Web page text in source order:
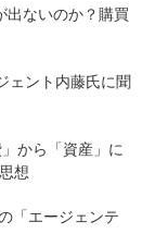
出ないのか？購買
ェント内藤氏に聞
から「資産」に
想
「エージェンテ